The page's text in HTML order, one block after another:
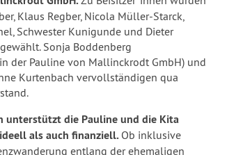
Klaus Regber, Nicola Müller-Starck,
Schwester Kunigunde und Dieter
Sonja Boddenberg
der Pauline von Mallinckrodt GmbH) und
Kurtenbach vervollständigen qua
unterstützt die Pauline und die Kita
als auch finanziell. Ob inklusive
entlang der ehemaligen